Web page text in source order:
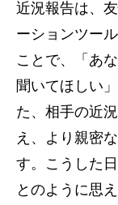
近況報告は、
ーションツー
ことで、「あ
聞いてほしい
た、相手の近
え、より親密
す。こうした
とのように思